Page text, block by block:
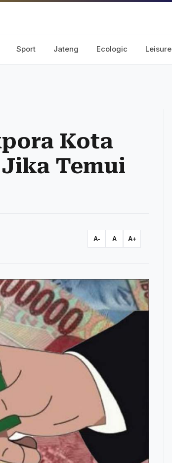
Sport Jateng Ecologic Leisure
Kota
Temui
A- A A+